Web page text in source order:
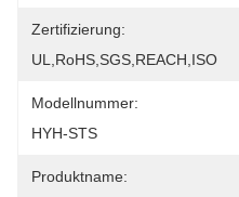
Zertifizierung:
UL,RoHS,SGS,REACH,ISO
Modellnummer:
HYH-STS
Produktname: